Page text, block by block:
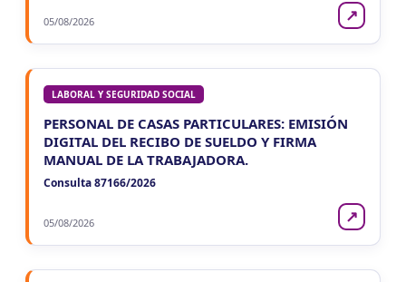
05/08/2026 ↗
LABORAL Y SEGURIDAD SOCIAL
PERSONAL DE CASAS PARTICULARES: EMISIÓN
DIGITAL DEL RECIBO DE SUELDO Y FIRMA
MANUAL DE LA TRABAJADORA.
Consulta 87166/2026
05/08/2026 ↗